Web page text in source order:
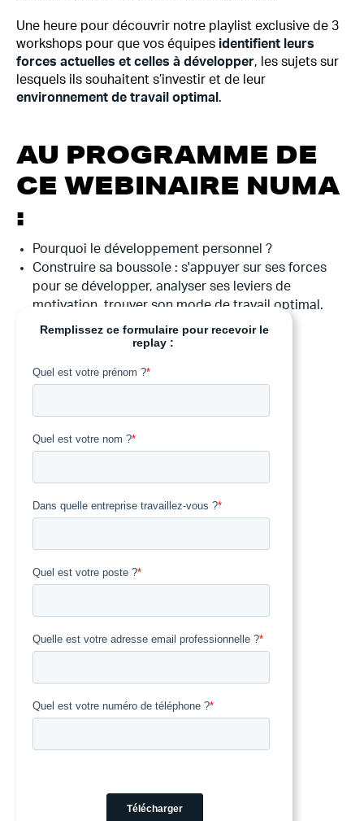
Une heure pour découvrir notre playlist exclusive de 3
workshops pour que vos équipes identifient leurs
forces actuelles et celles à développer, les sujets sur
lesquels ils souhaitent s’investir et de leur
environnement de travail optimal .
AU PROGRAMME DE
CE WEBINAIRE NUMA
:
Pourquoi le développement personnel ?
Construire sa boussole : s'appuyer sur ses forces
pour se développer, analyser ses leviers de
motivation, trouver son mode de travail optimal.